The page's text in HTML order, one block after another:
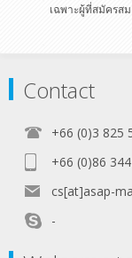
เฉพาะผู้ที่สมัครส
Contact
+66 (0)3 825
+66 (0)86
cs[at]asap-
-